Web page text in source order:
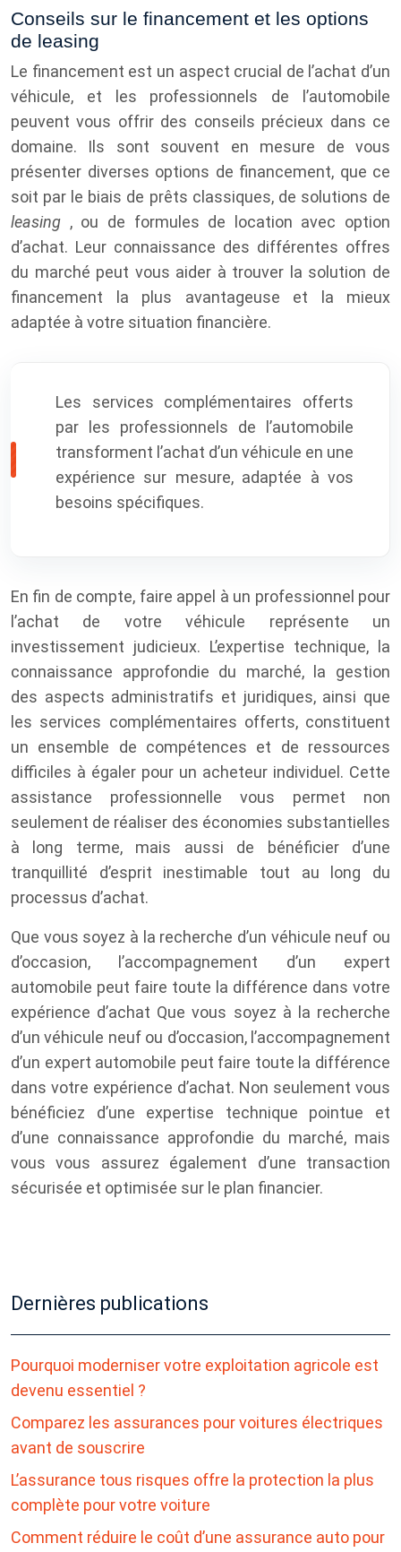
Conseils sur le financement et les options
de leasing
Le financement est un aspect crucial de l’achat d’un
véhicule, et les professionnels de l’automobile
peuvent vous offrir des conseils précieux dans ce
domaine. Ils sont souvent en mesure de vous
présenter diverses options de financement, que ce
soit par le biais de prêts classiques, de solutions de
leasing , ou de formules de location avec option
d’achat. Leur connaissance des différentes offres
du marché peut vous aider à trouver la solution de
financement la plus avantageuse et la mieux
adaptée à votre situation financière.
Les services complémentaires offerts
par les professionnels de l’automobile
transforment l’achat d’un véhicule en une
expérience sur mesure, adaptée à vos
besoins spécifiques.
En fin de compte, faire appel à un professionnel pour
l’achat de votre véhicule représente un
investissement judicieux. L’expertise technique, la
connaissance approfondie du marché, la gestion
des aspects administratifs et juridiques, ainsi que
les services complémentaires offerts, constituent
un ensemble de compétences et de ressources
difficiles à égaler pour un acheteur individuel. Cette
assistance professionnelle vous permet non
seulement de réaliser des économies substantielles
à long terme, mais aussi de bénéficier d’une
tranquillité d’esprit inestimable tout au long du
processus d’achat.
Que vous soyez à la recherche d’un véhicule neuf ou
d’occasion, l’accompagnement d’un expert
automobile peut faire toute la différence dans votre
expérience d’achat Que vous soyez à la recherche
d’un véhicule neuf ou d’occasion, l’accompagnement
d’un expert automobile peut faire toute la différence
dans votre expérience d’achat. Non seulement vous
bénéficiez d’une expertise technique pointue et
d’une connaissance approfondie du marché, mais
vous vous assurez également d’une transaction
sécurisée et optimisée sur le plan financier.
Dernières publications
Pourquoi moderniser votre exploitation agricole est
devenu essentiel ?
Comparez les assurances pour voitures électriques
avant de souscrire
L’assurance tous risques offre la protection la plus
complète pour votre voiture
Comment réduire le coût d’une assurance auto pour